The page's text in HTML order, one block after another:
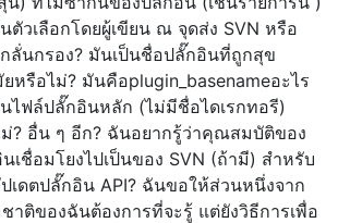
ตัวเลือกโดยผู้เขียน ณ จุดส่ง SVN หรือ
ลั่นกรอง? มันเป็นชื่อปลั๊กอินที่ถูกสุข
หรือไม่? มันคือplugin_basenameอะไร
ไฟล์ปลั๊กอินหลัก (ไม่มีชื่อไดเรกทอรี)
? อื่น ๆ อีก? ฉันอยากรู้ว่าคุณสมบัติของ
เชื่อมโยงไปเป็นของ SVN (ถ้ามี) สำหรับ
เดตปลั๊กอิน API? ฉันขอให้ส่วนหนึ่งจาก
าติของฉันต้องการที่จะรู้ แต่ยังวิธีการเพื่อ